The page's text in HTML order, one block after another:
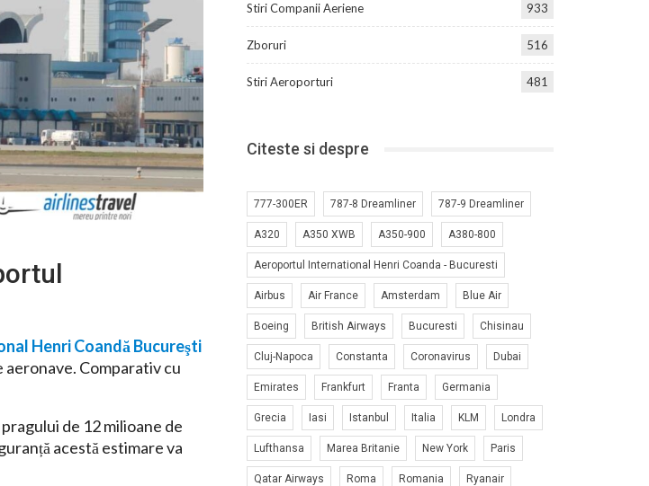
Henri Coandă Bucureşti
aeronave. Comparativ cu
de 12 milioane de
acestă estimare va
Stiri Companii Aeriene 933
Zboruri 516
Stiri Aeroporturi 481
Citeste si despre
777-300ER 787-8 Dreamliner 787-9 Dreamliner
A320 A350 XWB A350-900 A380-800
Aeroportul International Henri Coanda - Bucuresti
Airbus Air France Amsterdam Blue Air
Boeing British Airways Bucuresti Chisinau
Cluj-Napoca Constanta Coronavirus Dubai
Emirates Frankfurt Franta Germania
Grecia Iasi Istanbul Italia KLM Londra
Lufthansa Marea Britanie New York Paris
Qatar Airways Roma Romania Ryanair